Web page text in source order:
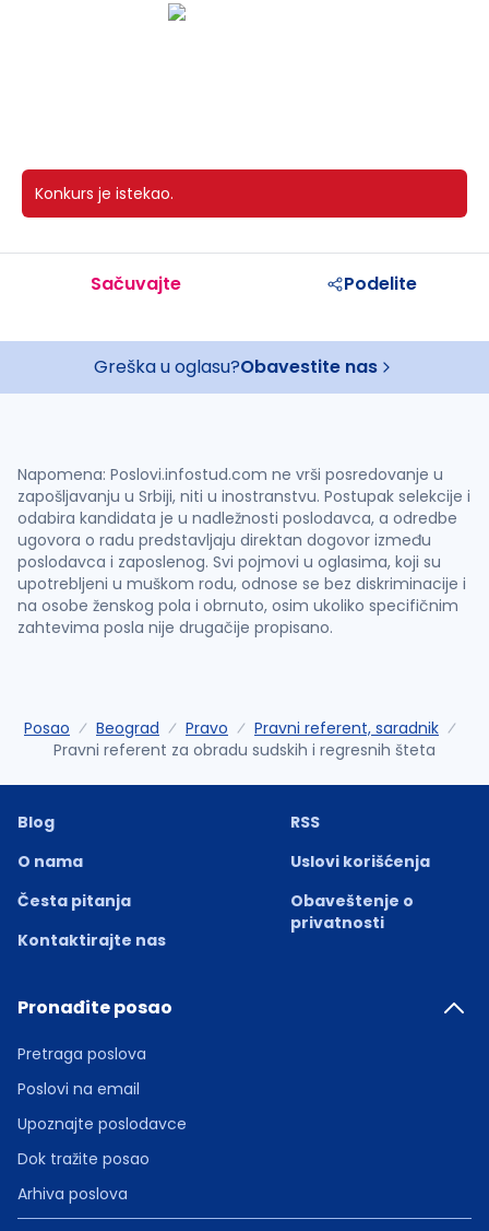
Konkurs je istekao.
Sačuvajte Podelite
Greška u oglasu?Obavestite nas
Napomena: Poslovi.infostud.com ne vrši posredovanje u
zapošljavanju u Srbiji, niti u inostranstvu. Postupak selekcije i
odabira kandidata je u nadležnosti poslodavca, a odredbe
ugovora o radu predstavljaju direktan dogovor između
poslodavca i zaposlenog. Svi pojmovi u oglasima, koji su
upotrebljeni u muškom rodu, odnose se bez diskriminacije i
na osobe ženskog pola i obrnuto, osim ukoliko specifičnim
zahtevima posla nije drugačije propisano.
Posao Beograd Pravo
Pravni referent, saradnik
Pravni referent za obradu sudskih i regresnih šteta
Blog
O nama
Česta pitanja
Kontaktirajte nas
RSS
Uslovi korišćenja
Obaveštenje o
privatnosti
Pronađite posao
Pretraga poslova
Poslovi na email
Upoznajte poslodavce
Dok tražite posao
Arhiva poslova